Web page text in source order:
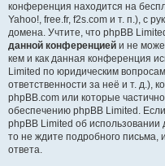
конференция находится на
Yahoo!, free.fr, f2s.com и т. п.), с
домена. Учтите, что phpBB
данной конференцией и не
кем и как данная конференция
Limited по юридическим
ответственности за неё и т. д.),
phpBB.com или которые
обеспечению phpBB Limited.
phpBB Limited об
то не ждите подробного
ответа.